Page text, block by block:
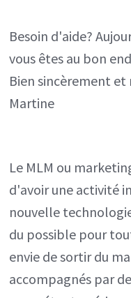
Besoin d'aide?
vous êtes au bon
Bien sincèrement
Martine
Le MLM ou
d'avoir une activité
nouvelle
du possible pour
envie de sortir du
accompagnés par